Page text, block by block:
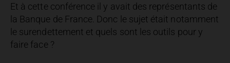
Et à cette conférence il y avait des représentants de
la Banque de France. Donc le sujet était notamment
le surendettement et quels sont les outils pour y
faire face ?